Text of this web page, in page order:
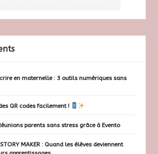
en maternelle : 3 outils numériques sans
QR codes facilement !
parents sans stress grâce à Evento
MAKER : Quand les élèves deviennent